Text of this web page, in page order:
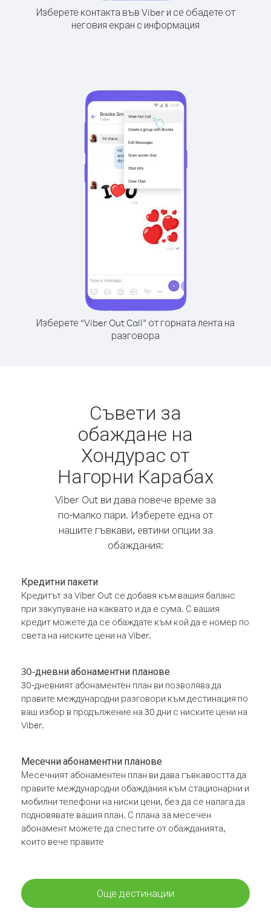
Изберете контакта във Viber и се обадете от
неговия екран с информация
Изберете “Viber Out Call” от горната лента на
разговора
Съвети за
обаждане на
Хондурас от
Нагорни Карабах
Viber Out ви дава повече време за
по-малко пари. Изберете една от
нашите гъвкави, евтини опции за
обаждания:
Кредитни пакети
Кредитът за Viber Out се добавя към вашия баланс
при закупуване на каквато и да е сума. С вашия
кредит можете да се обаждате към кой да е номер по
света на ниските цени на Viber.
30-дневни абонаментни планове
30-дневният абонаментен план ви позволява да
правите международни разговори към дестинация по
ваш избор в продължение на 30 дни с ниските цени на
Viber.
Месечни абонаментни планове
Месечният абонаментен план ви дава гъвкавостта да
правите международни обаждания към стационарни и
мобилни телефони на ниски цени, без да се налага да
подновявате вашия план. С плана за месечен
абонамент можете да спестите от обажданията,
които вече правите
Още дестинации